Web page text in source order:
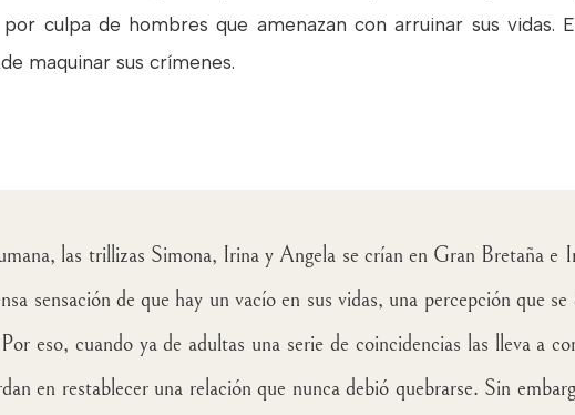
culpa de hombres que amenazan con arruinar sus vidas.
maquinar sus crímenes.
las trillizas Simona, Irina y Angela se crían en Gran Bretaña e
sensación de que hay un vacío en sus vidas, una percepción que se
eso, cuando ya de adultas una serie de coincidencias las lleva a
en restablecer una relación que nunca debió quebrarse. Sin